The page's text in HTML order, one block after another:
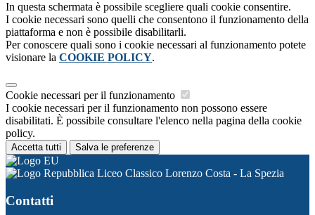
In questa schermata è possibile scegliere quali cookie consentire.
I cookie necessari sono quelli che consentono il funzionamento della
piattaforma e non è possibile disabilitarli.
Per conoscere quali sono i cookie necessari al funzionamento potete
visionare la COOKIE POLICY.
Cookie necessari per il funzionamento
I cookie necessari per il funzionamento non possono essere
disabilitati. È possibile consultare l'elenco nella pagina della cookie
policy.
Accetta tutti Salva le preferenze
Liceo Classico Lorenzo Costa - La Spezia
Contatti